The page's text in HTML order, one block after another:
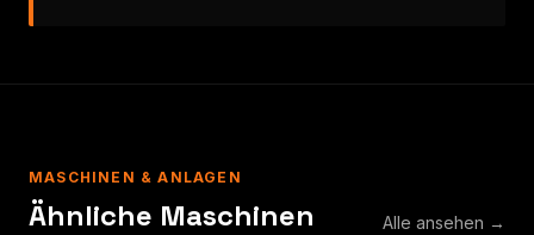
MASCHINEN & ANLAGEN
Ähnliche Maschinen Alle ansehen →